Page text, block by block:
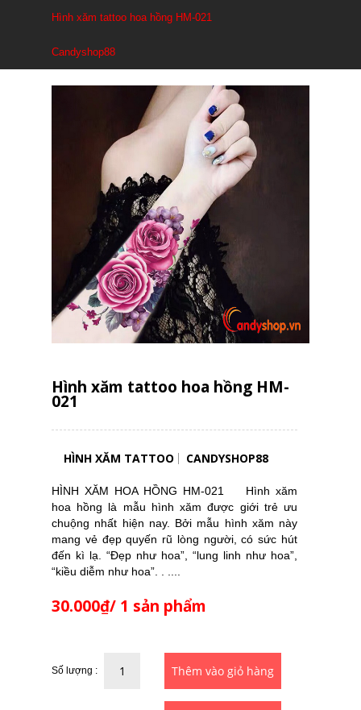
Hình xăm tattoo hoa hồng HM-021
Candyshop88
Hình xăm tattoo hoa hồng HM-
021
HÌNH XĂM TATTOO CANDYSHOP88
HÌNH XĂM HOA HỒNG HM-021 Hình xăm
hoa hồng là mẫu hình xăm được giới trẻ ưu
chuộng nhất hiện nay. Bởi mẫu hình xăm này
mang vẻ đẹp quyến rũ lòng người, có sức hút
đến kì lạ. “Đẹp như hoa”, “lung linh như hoa”,
“kiều diễm như hoa”. . ....
30.000₫/ 1 sản phẩm
Số lượng :